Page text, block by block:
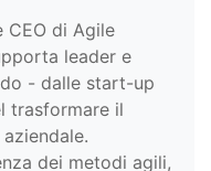
CEO di Agile
leader e
- dalle start-up
trasformare il
dei metodi agili,